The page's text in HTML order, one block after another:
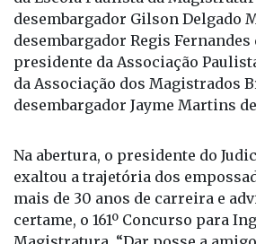
desembargador Regis Fernandes
presidente da Associação
da Associação dos Magistrados
desembargador Jayme Martins
exaltou a trajetória dos
mais de 30 anos de carreira e
certame, o 161º Concurso para
Magistratura. “Dar posse a
São colegas queridos que